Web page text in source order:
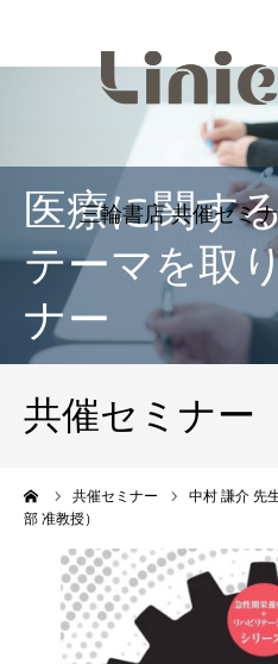
医療に関す
テーマを取
ナー
共催セミナー
共催セミナー
中村 謙介 先
部 准教授）